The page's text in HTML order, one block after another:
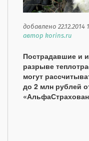
добавлено 22.12.2014
автор korins.ru
Пострадавшие и
разрыве
могут
до 2 млн рублей